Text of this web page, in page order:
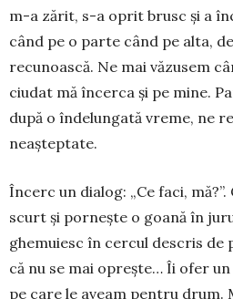
m-a zărit, s-a oprit brusc și a
când pe o parte când pe alta,
re­cunoască. Ne mai văzusem
ciudat mă încerca și pe mine.
după o îndelungată vreme, ne
neașteptate.
Încerc un dialog: „Ce faci,
scurt și pornește o goană în
ghemuiesc în cercul descris de
că nu se mai oprește… Îi ofer
pe care le aveam pentru drum.